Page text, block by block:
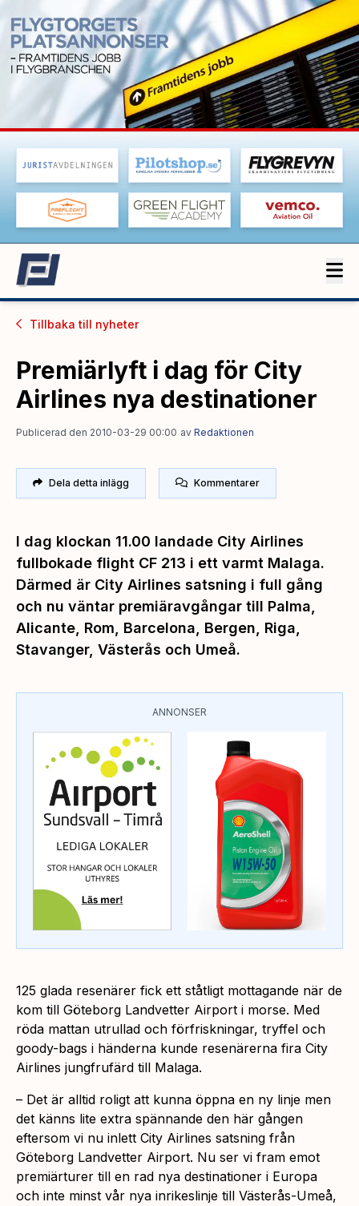
Tillbaka till nyheter
Premiärlyft i dag för City
Airlines nya destinationer
Publicerad den 2010-03-29 00:00 av Redaktionen
Dela detta inlägg Kommentarer
I dag klockan 11.00 landade City Airlines
fullbokade flight CF 213 i ett varmt Malaga.
Därmed är City Airlines satsning i full gång
och nu väntar premiäravgångar till Palma,
Alicante, Rom, Barcelona, Bergen, Riga,
Stavanger, Västerås och Umeå.
ANNONSER
125 glada resenärer fick ett ståtligt mottagande när de
kom till Göteborg Landvetter Airport i morse. Med
röda mattan utrullad och förfriskningar, tryffel och
goody-bags i händerna kunde resenärerna fira City
Airlines jungfrufärd till Malaga.
– Det är alltid roligt att kunna öppna en ny linje men
det känns lite extra spännande den här gången
eftersom vi nu inlett City Airlines satsning från
Göteborg Landvetter Airport. Nu ser vi fram emot
premiärturer till en rad nya destinationer i Europa
och inte minst vår nya inrikeslinje till Västerås-Umeå,